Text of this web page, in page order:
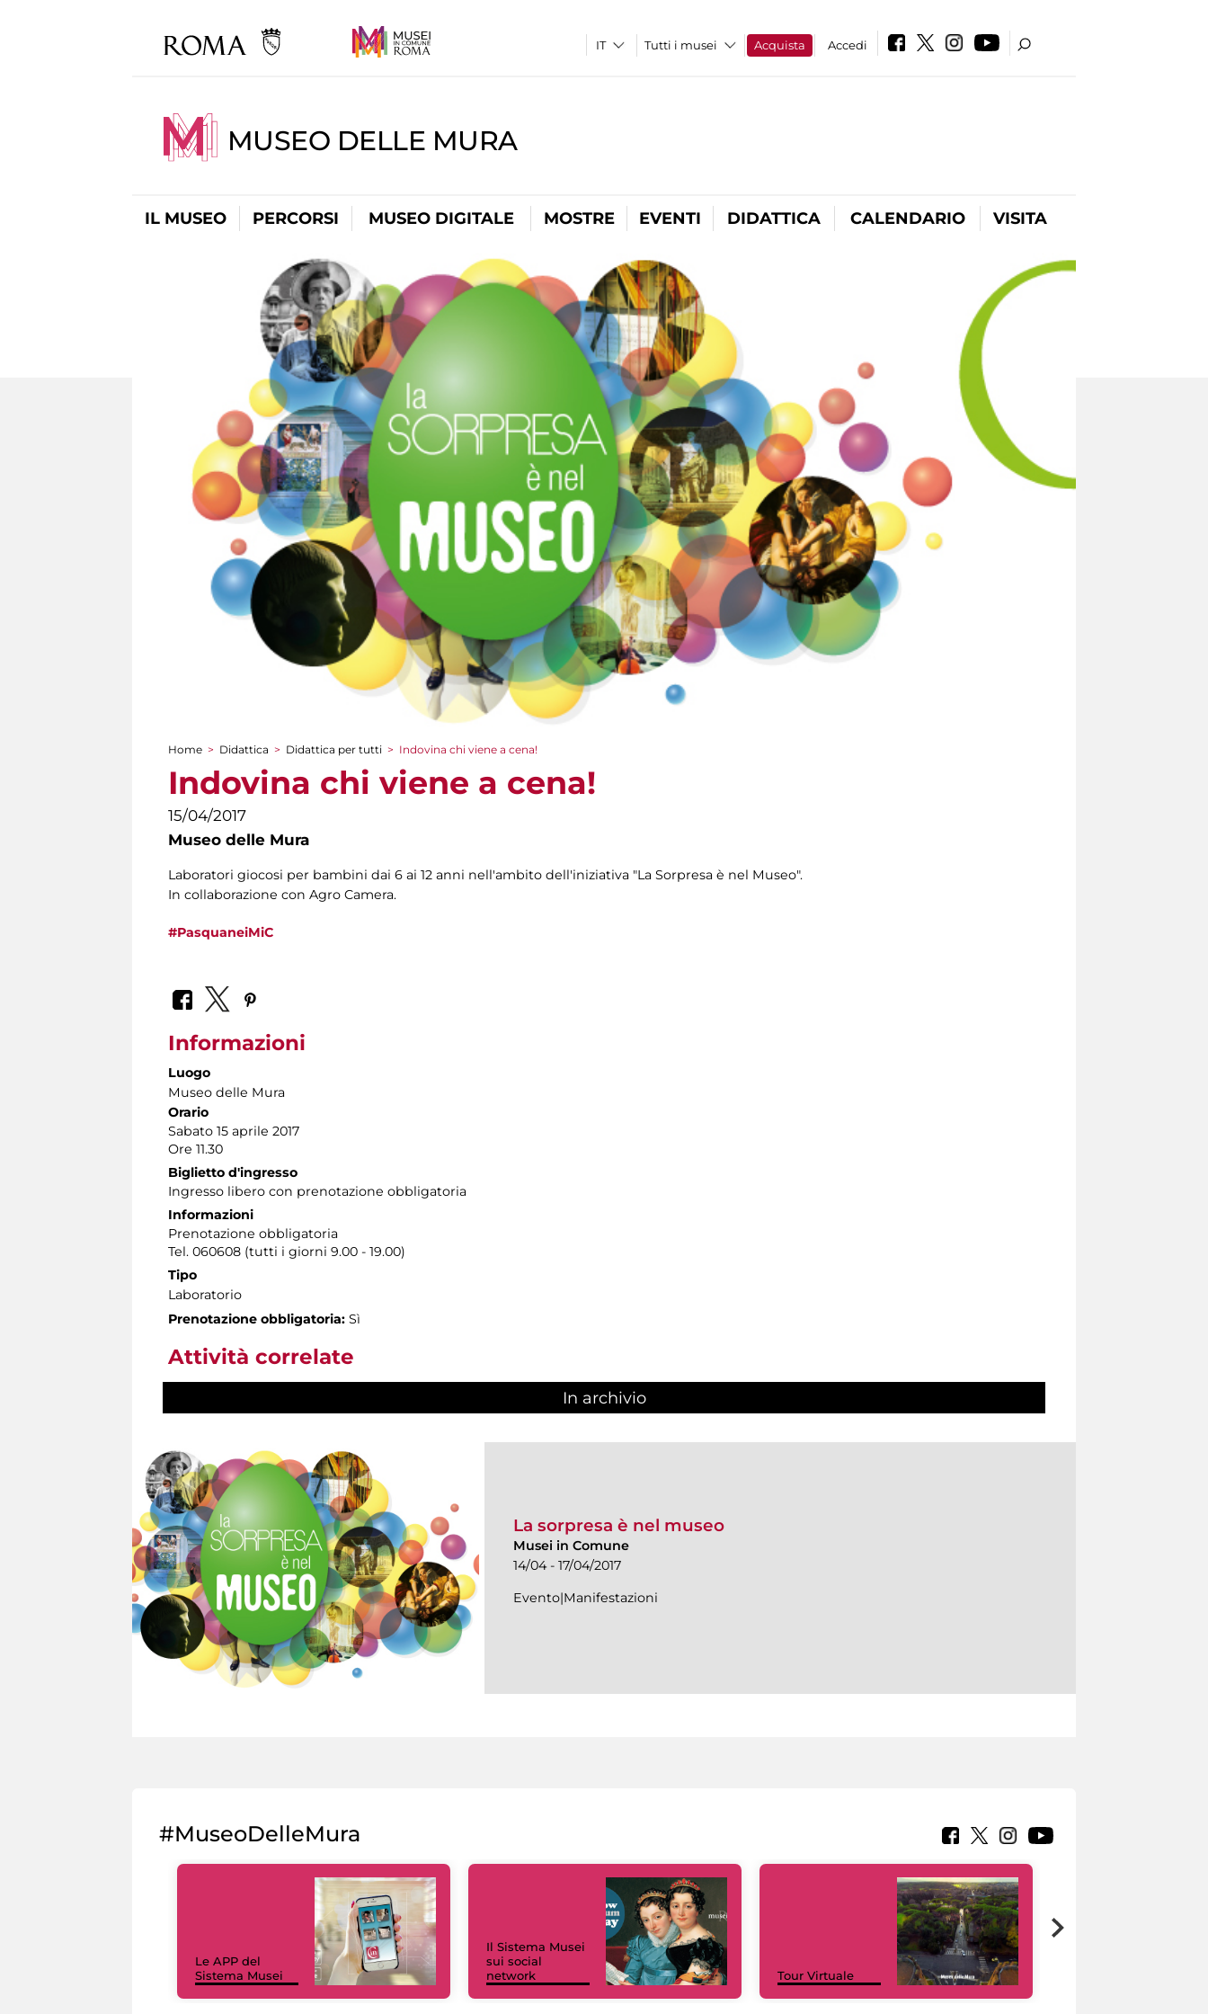
Tutti i musei Acquista Accedi
MUSEO DELLE MURA
IL MUSEO PERCORSI MUSEO DIGITALE MOSTRE EVENTI DIDATTICA CALENDARIO VISITA
Tu sei qui
Home > Didattica > Didattica per tutti > Indovina chi viene a cena!
Indovina chi viene a cena!
15/04/2017
Museo delle Mura
Laboratori giocosi per bambini dai 6 ai 12 anni nell'ambito dell'iniziativa "La Sorpresa è nel Museo".
In collaborazione con Agro Camera.
#PasquaneiMiC
Informazioni
Luogo
Museo delle Mura
Orario
Sabato 15 aprile 2017
Ore 11.30
Biglietto d'ingresso
Ingresso libero con prenotazione obbligatoria
Informazioni
Prenotazione obbligatoria
Tel. 060608 (tutti i giorni 9.00 - 19.00)
Tipo
Laboratorio
Prenotazione obbligatoria: Sì
Attività correlate
In archivio
La sorpresa è nel museo
Musei in Comune
14/04 - 17/04/2017
Evento|Manifestazioni
#MuseoDelleMura
Le APP del
Sistema Musei
Il Sistema Musei
sui social
network
Tour Virtuale